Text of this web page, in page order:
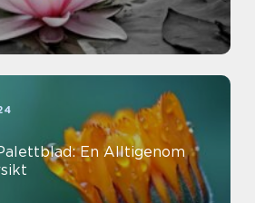
En Alltigenom